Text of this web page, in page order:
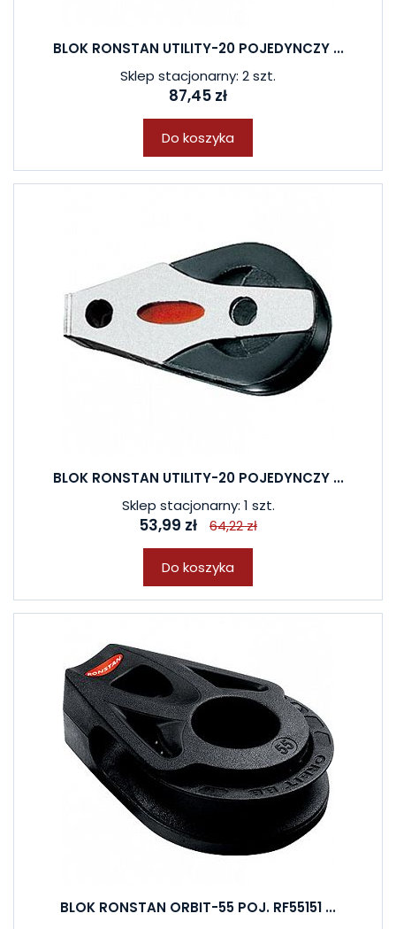
BLOK RONSTAN UTILITY-20 POJEDYNCZY ...
Sklep stacjonarny: 2 szt.
87,45 zł
Do koszyka
BLOK RONSTAN UTILITY-20 POJEDYNCZY ...
Sklep stacjonarny: 1 szt.
53,99 zł 64,22 zł
Do koszyka
BLOK RONSTAN ORBIT-55 POJ. RF55151 ...